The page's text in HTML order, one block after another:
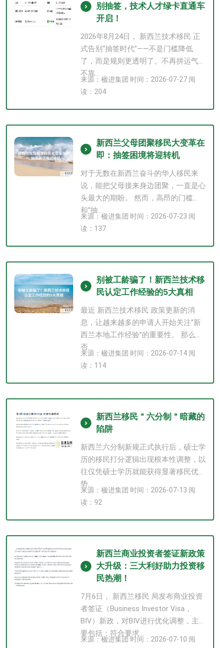
别抽签，技术人才绿卡直通车
开启！
2026年8月24日， 新西兰技术移民 正
式告别“抽签时代”——不是门槛降低
了，而是规则更透明了。不再拼运气、
不靠...
来源：楹进集团 时间：2026-07-27 阅
读：204
新西兰父母团聚移民大变革在
即：抽签困境将迎转机
对于无数在新西兰奋斗的华人移民来
说，能把父母接来身边团聚，一直是心
头最大的期盼。 然而，高昂的门槛
和“抽...
来源：楹进集团 时间：2026-07-23 阅
读：137
别被工龄骗了！新西兰技术移
民认定工作经验的5大真相
最近 新西兰技术移民 政策更新的消
息，让越来越多的申请人开始关注“新
西兰本地工作经验”的重要性。 那么是
否...
来源：楹进集团 时间：2026-07-14 阅
读：114
新西兰移民＂六分制＂暗藏的
陷阱
新西兰六分制新规正式执行后，硕士学
历的移民打分逻辑出现根本性调整，以
往仅凭硕士学历就能获得显著移民优
势...
来源：楹进集团 时间：2026-07-13 阅
读：92
新西兰商业投资者签证新政策
大升级：三大利好助力投资移
民热潮！
7月6日， 新西兰移民 局发布商业投资
者签证（Business Investor Visa，
BIV）新政，对BIV进行优化调整，主
要包括：符合要求...
来源：楹进集团 时间：2026-07-10 阅